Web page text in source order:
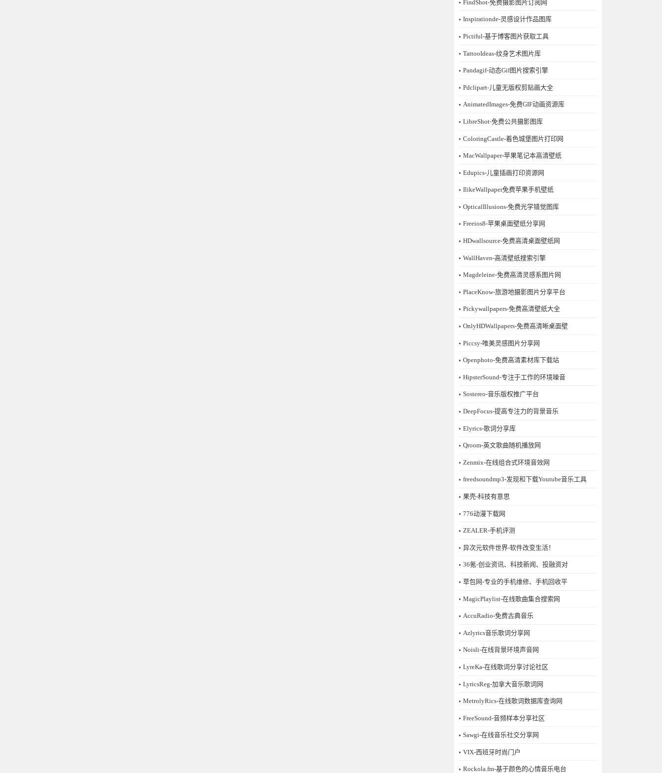
FindShot-免费摄影图片订阅网
Inspirationde-灵感设计作品图库
Pictiful-基于博客图片获取工具
TattooIdeas-纹身艺术图片库
Pandagif-动态Gif图片搜索引擎
Pdclipart-儿童无版权剪贴画大全
AnimatedImages-免费GIF动画资源库
LibreShot-免费公共摄影图库
ColoringCastle-着色城堡图片打印网
MacWallpaper-苹果笔记本高清壁纸
Edupics-儿童插画打印资源网
IlikeWallpaper免费苹果手机壁纸
OpticalIllusions-免费光学错觉图库
Freeios8-苹果桌面壁纸分享网
HDwallsource-免费高清桌面壁纸网
WallHaven-高清壁纸搜索引擎
Magdeleine-免费高清灵感系图片网
PlaceKnow-旅游地摄影图片分享平台
Pickywallpapers-免费高清壁纸大全
OnlyHDWallpapers-免费高清晰桌面壁
Piccsy-唯美灵感图片分享网
Openphoto-免费高清素材库下载站
HipsterSound-专注于工作的环境噪音
Sostereo-音乐版权推广平台
DeepFocus-提高专注力的背景音乐
Elyrics-歌词分享库
Qroom-英文歌曲随机播放网
Zenmix-在线组合式环境音效网
freedsoundmp3-发现和下载Youtube音乐工具
果壳-科技有意思
776动漫下载网
ZEALER-手机评测
异次元软件世界-软件改变生活！
36氪-创业资讯、科技新闻、投融资对
草包网-专业的手机维修、手机回收平
MagicPlaylist-在线歌曲集合搜索网
AccuRadio-免费古典音乐
Azlyrics音乐歌词分享网
Noisli-在线背景环境声音网
LyreKa-在线歌词分享讨论社区
LyricsReg-加拿大音乐歌词网
MetrolyRics-在线歌词数据库查询网
FreeSound-音频样本分享社区
Sawgi-在线音乐社交分享网
​VIX-西班牙时尚门户
Rockola.fm-基于颜色的心情音乐电台